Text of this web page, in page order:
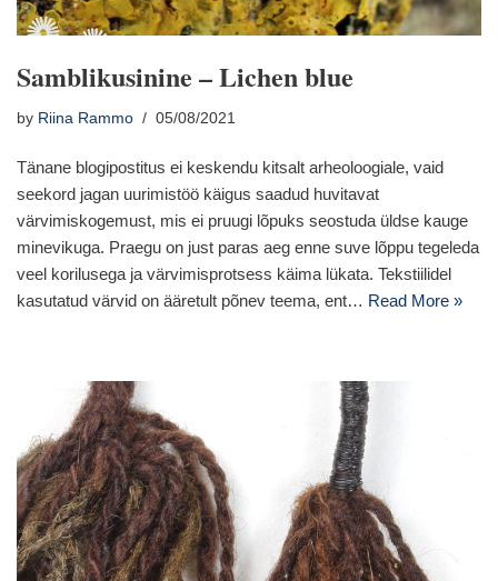
Samblikusinine – Lichen blue
by Riina Rammo 05/08/2021
Tänane blogipostitus ei keskendu kitsalt arheoloogiale, vaid
seekord jagan uurimistöö käigus saadud huvitavat
värvimiskogemust, mis ei pruugi lõpuks seostuda üldse kauge
minevikuga. Praegu on just paras aeg enne suve lõppu tegeleda
veel korilusega ja värvimisprotsess käima lükata. Tekstiilidel
kasutatud värvid on ääretult põnev teema, ent… Read More »